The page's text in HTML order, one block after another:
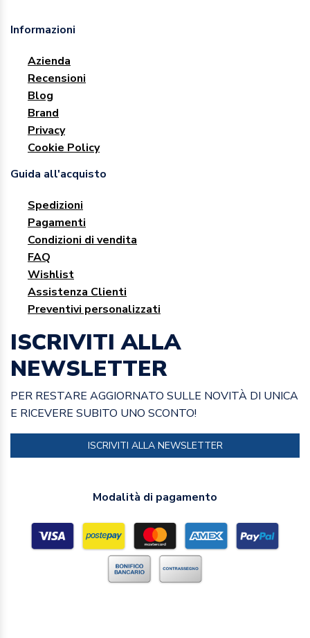
Informazioni
Azienda
Recensioni
Blog
Brand
Privacy
Cookie Policy
Guida all'acquisto
Spedizioni
Pagamenti
Condizioni di vendita
FAQ
Wishlist
Assistenza Clienti
Preventivi personalizzati
ISCRIVITI ALLA
NEWSLETTER
PER RESTARE AGGIORNATO SULLE NOVITÀ DI UNICA
E RICEVERE SUBITO UNO SCONTO!
ISCRIVITI ALLA NEWSLETTER
Modalità di pagamento